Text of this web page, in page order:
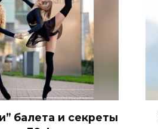
балета и секреты